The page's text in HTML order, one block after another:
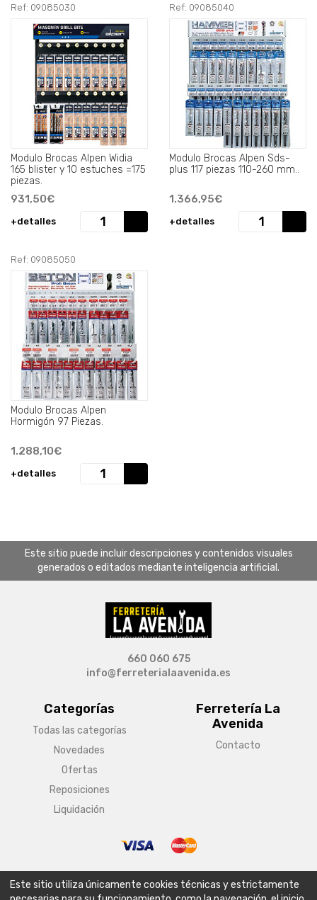
Ref: 09085030
Modulo Brocas Alpen Widia
165 blister y 10 estuches =175
piezas.
931,50€
+detalles
Ref: 09085040
Modulo Brocas Alpen Sds-
plus 117 piezas 110-260 mm..
1.366,95€
+detalles
Ref: 09085050
Modulo Brocas Alpen
Hormigón 97 Piezas.
1.288,10€
+detalles
Este sitio puede incluir descripciones y contenidos visuales
generados o editados mediante inteligencia artificial.
Categorías
Todas las categorías
Novedades
Ofertas
Reposiciones
Liquidación
Ferretería La
Avenida
Contacto
660 060 675
info@ferreterialaavenida.es
Este sitio utiliza únicamente cookies técnicas y estrictamente